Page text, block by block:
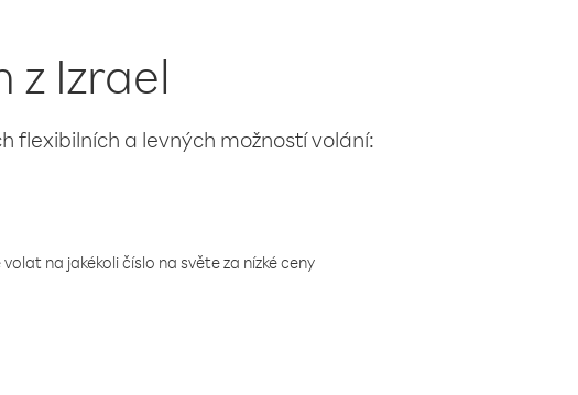
z Izrael
flexibilních a levných možností volání:
na jakékoli číslo na světe za nízké ceny